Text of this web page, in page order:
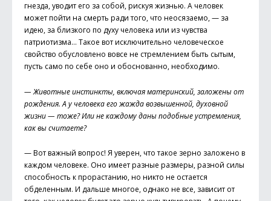
гнезда, уводит его за собой, рискуя жизнью. А человек
может пойти на смерть ради того, что неосязаемо, — за
идею, за близкого по духу человека или из чувства
патриотизма… Такое вот исключительно человеческое
свойство обусловлено вовсе не стремлением быть сытым,
пусть само по себе оно и обоснованно, необходимо.
— Животные инстинкты, включая материнский, заложены от
рождения. А у человека его жажда возвышенной, духовной
жизни — тоже? Или не каждому даны подобные устремления,
как вы считаете?
— Вот важный вопрос! Я уверен, что такое зерно заложено в
каждом человеке. Оно имеет разные размеры, разной силы
способность к прорастанию, но никто не остается
обделенным. И дальше многое, однако не все, зависит от